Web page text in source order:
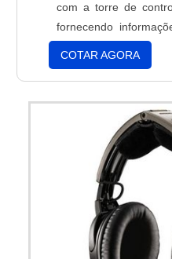
com a torre de
fornecendo
status da aeronave
segurança de
disso, a rádio
é usada para fins de
que os pilotos
meteorológicas e
rádio transceptor
podem ter certeza
forma segura e
COTAR AGORA